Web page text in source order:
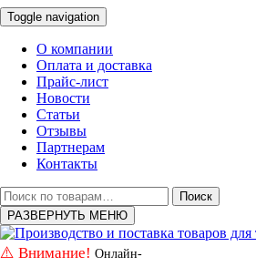
Toggle navigation
О компании
Оплата и доставка
Прайс-лист
Новости
Статьи
Отзывы
Партнерам
Контакты
Искать:
Поиск
РАЗВЕРНУТЬ МЕНЮ
⚠️ Внимание! Онлайн-